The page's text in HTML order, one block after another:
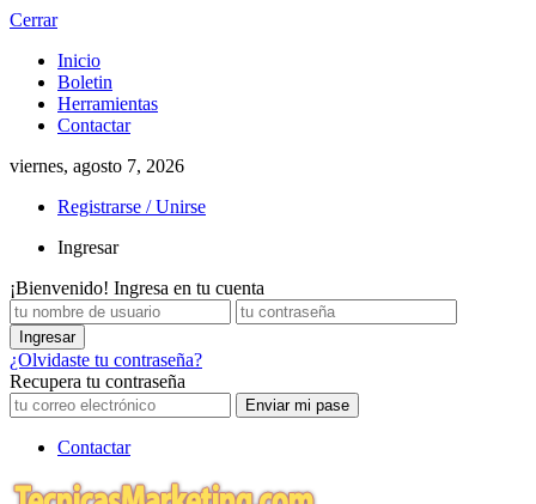
Cerrar
Inicio
Boletin
Herramientas
Contactar
viernes, agosto 7, 2026
Registrarse / Unirse
Ingresar
¡Bienvenido! Ingresa en tu cuenta
¿Olvidaste tu contraseña?
Recupera tu contraseña
Contactar